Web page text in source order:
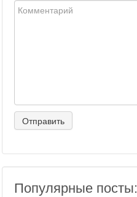
Популярные посты: